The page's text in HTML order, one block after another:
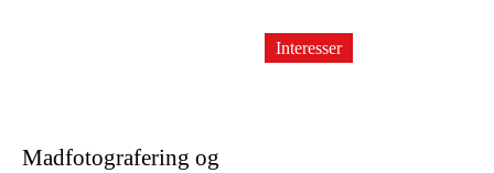
Madfotografering og
Interesser